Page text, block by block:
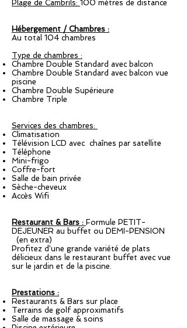
Plage de Cambrils: 100 mètres de distance
Hébergement / Chambres :
Au total 104 chambres
Type de chambres :
Chambre Double Standard avec balcon
Chambre Double Standard avec balcon vue
piscine
Chambre Double Supérieure
Chambre Triple
Services des chambres:
Climatisation
Télévision LCD avec chaînes par satellite
Téléphone
Mini-frigo
Coffre-fort
Salle de bain privée
Sèche-cheveux
Accès Wifi
Restaurant & Bars : Formule PETIT-
DEJEUNER au buffet ou DEMI-PENSION
(en extra)
Profitez d'une grande variété de plats
délicieux dans le restaurant buffet avec vue
sur le jardin et de la piscine.
Prestations :
Restaurants & Bars sur place
Terrains de golf approximatifs
Salle de massage & soins